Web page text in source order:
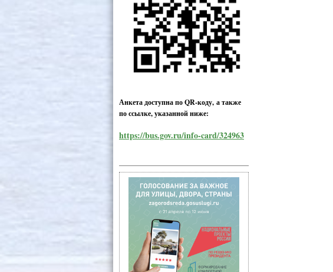
Анкета доступна по QR-коду, а также
по ссылке, указанной ниже:
https://bus.gov.ru/info-card/324963